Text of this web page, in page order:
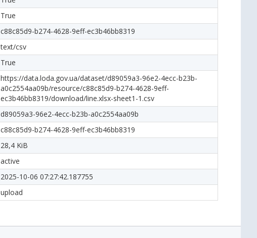
True
c88c85d9-b274-4628-9eff-ec3b46bb8319
text/csv
True
https://data.loda.gov.ua/dataset/d89059a3-96e2-4ecc-b23b-
a0c2554aa09b/resource/c88c85d9-b274-4628-9eff-
ec3b46bb8319/download/line.xlsx-sheet1-1.csv
d89059a3-96e2-4ecc-b23b-a0c2554aa09b
c88c85d9-b274-4628-9eff-ec3b46bb8319
28,4 KiB
active
2025-10-06 07:27:42.187755
upload